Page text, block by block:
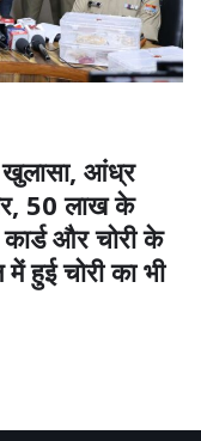
खुलासा, आंध्र
50 लाख के
और चोरी के
हुई चोरी का भी